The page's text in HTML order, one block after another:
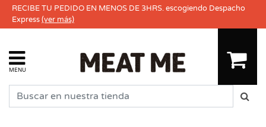
RECIBE TU PEDIDO EN MENOS DE 3HRS. escogiendo Despacho
Express(ver más)
MENU